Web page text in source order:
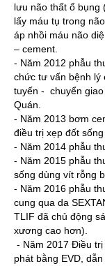
lưu não thất ổ bụng
lấy máu tụ trong
áp nhồi máu não
– cement.
- Năm 2012 phẫu
chức tư vấn bệnh lý
tuyến - chuyển
Quán.
- Năm 2013 bơm
điều trị xẹp đốt
- Năm 2014 phẫu
- Năm 2015 phẫu
sống dùng vít rỗng
- Năm 2016 phẫu
cung qua da
TLIF đã chủ động
xương cao hơn).
- Năm 2017 Điều
phát bằng EVD,